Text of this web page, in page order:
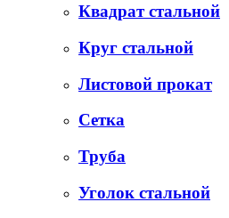
Квадрат стальной
Круг стальной
Листовой прокат
Сетка
Труба
Уголок стальной